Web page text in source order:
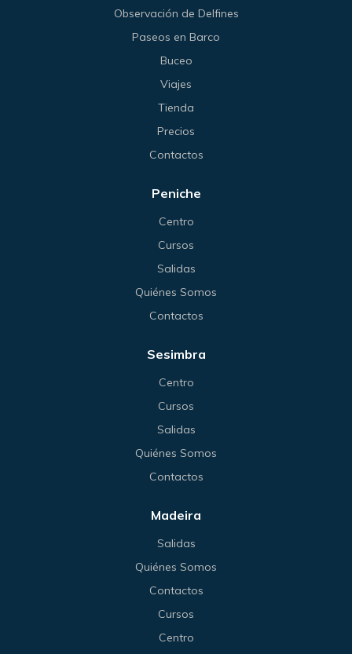
Observación de Delfines
Paseos en Barco
Buceo
Viajes
Tienda
Precios
Contactos
Peniche
Centro
Cursos
Salidas
Quiénes Somos
Contactos
Sesimbra
Centro
Cursos
Salidas
Quiénes Somos
Contactos
Madeira
Salidas
Quiénes Somos
Contactos
Cursos
Centro